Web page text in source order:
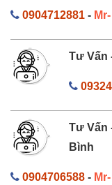
0904712881 -
Tư Vấn
Tư Vấn
Bình
0904706588 -